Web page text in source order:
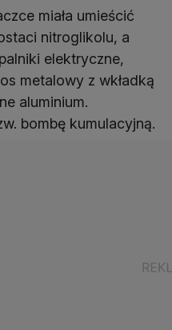
miała umieścić
nitroglikolu, a
elektryczne,
metalowy z wkładką
aluminium.
bombę kumulacyjną.